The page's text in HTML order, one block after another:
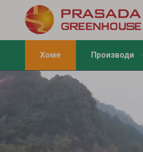
Хоме Производи